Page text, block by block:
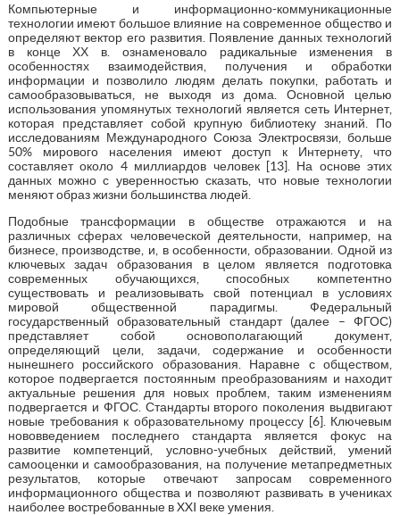
Компьютерные и информационно-коммуникационные
технологии имеют большое влияние на современное общество и
определяют вектор его развития. Появление данных технологий
в конце ХХ в. ознаменовало радикальные изменения в
особенностях взаимодействия, получения и обработки
информации и позволило людям делать покупки, работать и
самообразовываться, не выходя из дома. Основной целью
использования упомянутых технологий является сеть Интернет,
которая представляет собой крупную библиотеку знаний. По
исследованиям Международного Союза Электросвязи, больше
50% мирового населения имеют доступ к Интернету, что
составляет около 4 миллиардов человек [13]. На основе этих
данных можно с уверенностью сказать, что новые технологии
меняют образ жизни большинства людей.
Подобные трансформации в обществе отражаются и на
различных сферах человеческой деятельности, например, на
бизнесе, производстве, и, в особенности, образовании. Одной из
ключевых задач образования в целом является подготовка
современных обучающихся, способных компетентно
существовать и реализовывать свой потенциал в условиях
мировой общественной парадигмы. Федеральный
государственный образовательный стандарт (далее – ФГОС)
представляет собой основополагающий документ,
определяющий цели, задачи, содержание и особенности
нынешнего российского образования. Наравне с обществом,
которое подвергается постоянным преобразованиям и находит
актуальные решения для новых проблем, таким изменениям
подвергается и ФГОС. Стандарты второго поколения выдвигают
новые требования к образовательному процессу [6]. Ключевым
нововведением последнего стандарта является фокус на
развитие компетенций, условно-учебных действий, умений
самооценки и самообразования, на получение метапредметных
результатов, которые отвечают запросам современного
информационного общества и позволяют развивать в учениках
наиболее востребованные в XXI веке умения.